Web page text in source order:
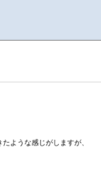
ような感じがしますが、